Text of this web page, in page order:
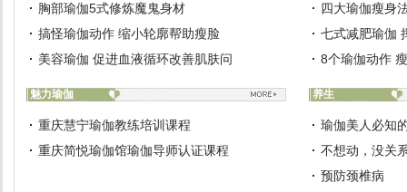
胸部瑜伽5式修炼魔鬼身材
搞怪瑜伽动作 缩小轮廓帮助瘦脸
美容瑜伽 促进血液循环改善肌肤问
四大瑜伽瘦身
七式减肥瑜伽
8个瑜伽动作
魅力瑜伽
重庆慧宁瑜伽教练培训课程
重庆简悦瑜伽馆瑜伽导师认证课程
养生
瑜伽美人必知
不想动，没关
预防颈椎病